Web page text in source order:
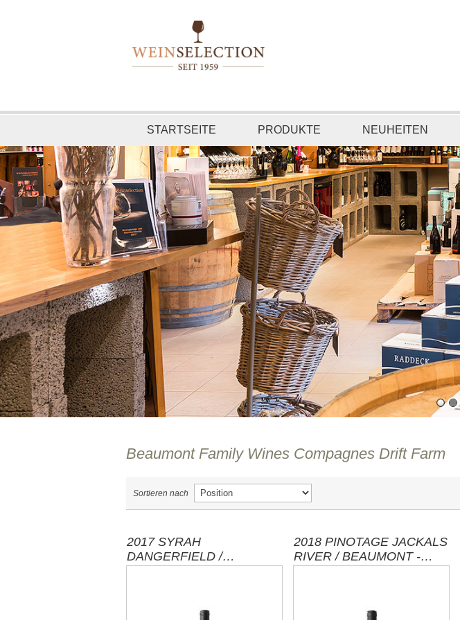
STARTSEITE PRODUKTE NEUHEITEN
Beaumont Family Wines Compagnes Drift Farm
Sortieren nach
2017 SYRAH
DANGERFIELD /
2018 PINOTAGE JACKALS
RIVER / BEAUMONT -